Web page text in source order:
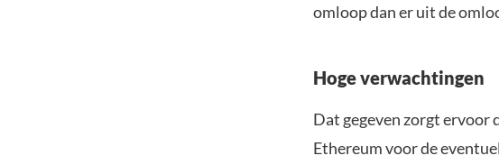
omloop dan er uit de
Hoge verwachtingen
Dat gegeven zorgt ervoor
Ethereum voor de